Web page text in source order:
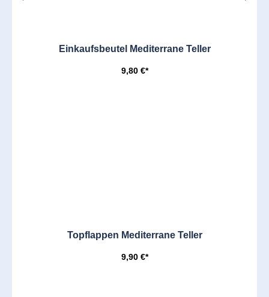
Einkaufsbeutel Mediterrane Teller
9,80 €*
Topflappen Mediterrane Teller
9,90 €*